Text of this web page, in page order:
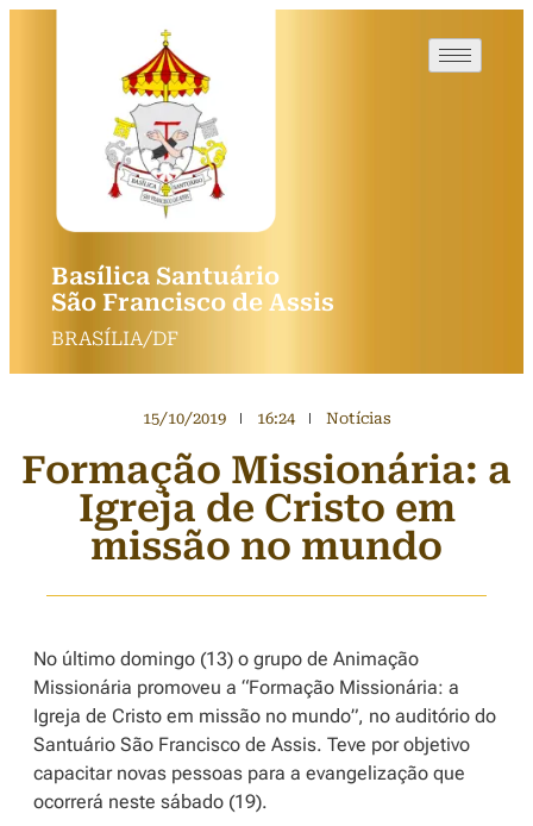
Basílica Santuário
São Francisco de Assis
BRASÍLIA/DF
15/10/2019 16:24 Notícias
Formação Missionária: a
Igreja de Cristo em
missão no mundo
No último domingo (13) o grupo de Animação
Missionária promoveu a “Formação Missionária: a
Igreja de Cristo em missão no mundo”, no auditório do
Santuário São Francisco de Assis. Teve por objetivo
capacitar novas pessoas para a evangelização que
ocorrerá neste sábado (19).